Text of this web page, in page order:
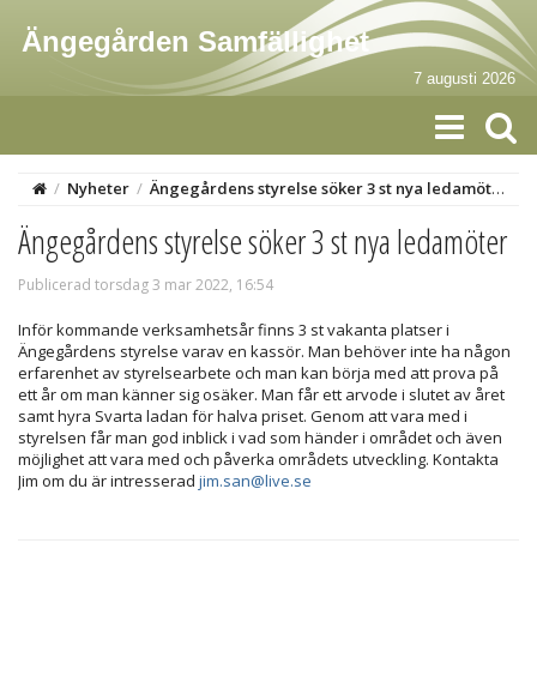
Ängegården Samfällighet
7 augusti 2026
/ Nyheter / Ängegårdens styrelse söker 3 st nya ledamöter
Ängegårdens styrelse söker 3 st nya ledamöter
Publicerad torsdag 3 mar 2022, 16:54
Inför kommande verksamhetsår finns 3 st vakanta platser i
Ängegårdens styrelse varav en kassör. Man behöver inte ha någon
erfarenhet av styrelsearbete och man kan börja med att prova på
ett år om man känner sig osäker. Man får ett arvode i slutet av året
samt hyra Svarta ladan för halva priset. Genom att vara med i
styrelsen får man god inblick i vad som händer i området och även
möjlighet att vara med och påverka områdets utveckling. Kontakta
Jim om du är intresserad jim.san@live.se